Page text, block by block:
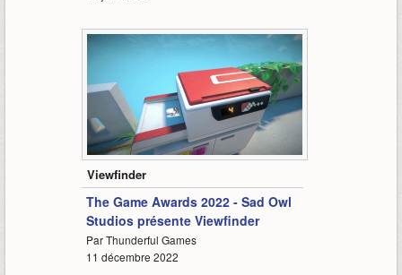
0:57
Viewfinder
The Game Awards 2022 - Sad Owl
Studios présente Viewfinder
Par Thunderful Games
11 décembre 2022